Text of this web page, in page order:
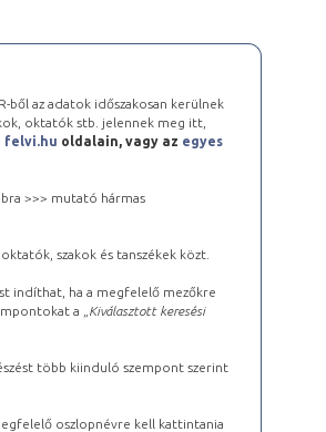
ből az adatok időszakosan kerülnek
oktatók stb. jelennek meg itt,
felvi.hu oldalain, vagy az egyes
>>> mutató hármas
szakok és tanszékek közt.
indíthat, ha a megfelelő mezőkre
a „ Kiválasztott keresési
több kiinduló szempont szerint
oszlopnévre kell kattintania